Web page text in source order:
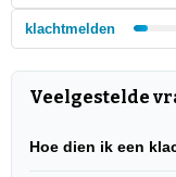
klachtmelden
Veelgestelde
Hoe dien ik een